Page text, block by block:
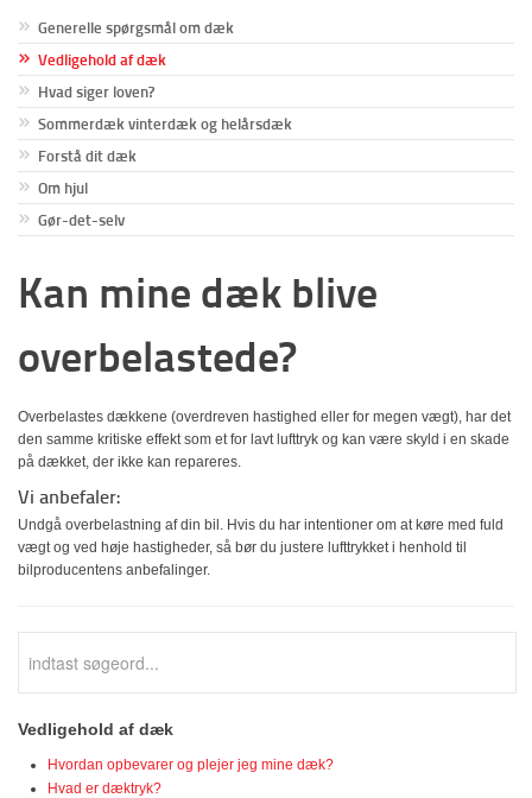
Generelle spørgsmål om dæk
Vedligehold af dæk
Hvad siger loven?
Sommerdæk vinterdæk og helårsdæk
Forstå dit dæk
Om hjul
Gør-det-selv
Kan mine dæk blive
overbelastede?
Overbelastes dækkene (overdreven hastighed eller for megen vægt), har det
den samme kritiske effekt som et for lavt lufttryk og kan være skyld i en skade
på dækket, der ikke kan repareres.
Vi anbefaler:
Undgå overbelastning af din bil. Hvis du har intentioner om at køre med fuld
vægt og ved høje hastigheder, så bør du justere lufttrykket i henhold til
bilproducentens anbefalinger.
Vedligehold af dæk
Hvordan opbevarer og plejer jeg mine dæk?
Hvad er dæktryk?